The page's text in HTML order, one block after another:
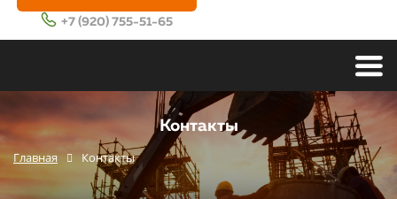
+7 (920) 755-51-65
Контакты
Главная Контакты